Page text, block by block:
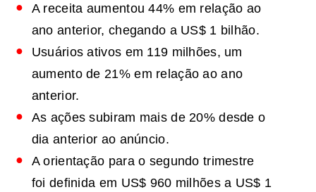
A receita aumentou 44% em relação ao
ano anterior, chegando a US$ 1 bilhão.
Usuários ativos em 119 milhões, um
aumento de 21% em relação ao ano
anterior.
As ações subiram mais de 20% desde o
dia anterior ao anúncio.
A orientação para o segundo trimestre
foi definida em US$ 960 milhões a US$ 1